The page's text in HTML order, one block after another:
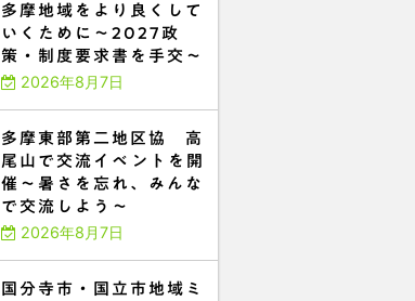
多摩地域をより良くして
いくために～2027政
策・制度要求書を手交～
2026年8月7日
多摩東部第二地区協 高
尾山で交流イベントを開
催～暑さを忘れ、みんな
で交流しよう～
2026年8月7日
国分寺市・国立市地域ミ